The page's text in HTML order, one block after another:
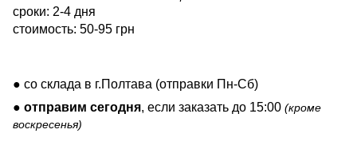
сроки: 2-4 дня
стоимость: 50-95 грн
● со склада в г.Полтава (отправки Пн-Сб)
● отправим сегодня, если заказать до 15:00 (кроме
воскресенья)